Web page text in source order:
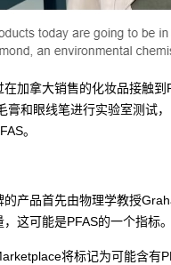
在加拿大销售的化妆品接触
膏和眼线笔进行实验室测试
。
的产品首先由物理学教授
这可能是PFAS的一个指标。
将标记为可能含有